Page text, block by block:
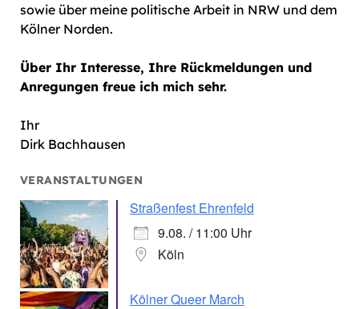
sowie über meine politische Arbeit in NRW und dem
Kölner Norden.
Über Ihr Interesse, Ihre Rückmeldungen und
Anregungen freue ich mich sehr.
Ihr
Dirk Bachhausen
VERANSTALTUNGEN
Straßenfest Ehrenfeld
9.08. / 11:00 Uhr
Köln
Kölner Queer March